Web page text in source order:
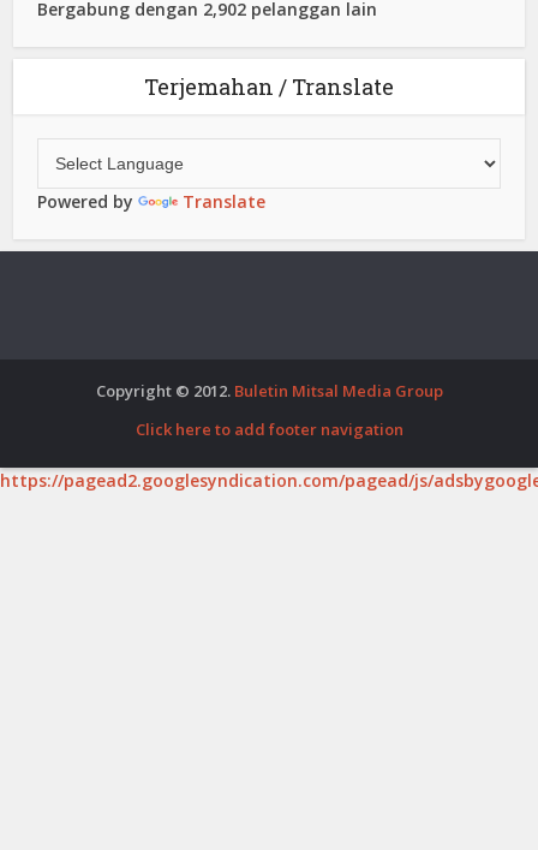
Bergabung dengan 2,902 pelanggan lain
Terjemahan / Translate
Powered by Translate
Copyright © 2012. Buletin Mitsal Media Group
Click here to add footer navigation
https://pagead2.googlesyndication.com/pagead/js/